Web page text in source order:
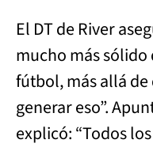
El DT de River
mucho más
fútbol, más allá
generar eso”.
explicó: “Todos